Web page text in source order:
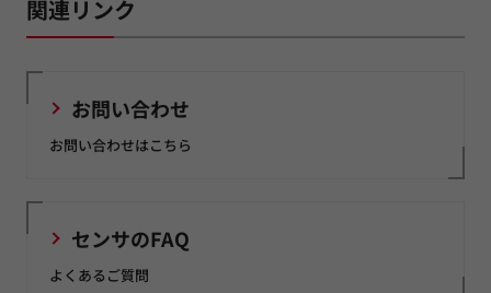
関連リンク
お問い合わせ
お問い合わせはこちら
センサのFAQ
よくあるご質問